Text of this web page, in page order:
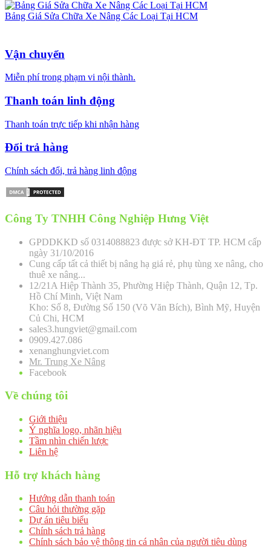
Bảng Giá Sửa Chữa Xe Nâng Các Loại Tại HCM
Vận chuyển
Miễn phí trong phạm vi nội thành.
Thanh toán linh động
Thanh toán trực tiếp khi nhận hàng
Đổi trả hàng
Chính sách đổi, trả hàng linh động
Công Ty TNHH Công Nghiệp Hưng Việt
GPDDKKD số 0314088823 được sở KH-ĐT TP. HCM cấp
ngày 31/10/2016
Cung cấp tất cả thiết bị nâng hạ giá rẻ, phụ tùng xe nâng, cho
thuê xe nâng...
12/21A Hiệp Thành 35, Phường Hiệp Thành, Quận 12, Tp.
Hồ Chí Minh, Việt Nam
Kho: Số 8, Đường Số 150 (Võ Văn Bích), Bình Mỹ, Huyện
Củ Chi, HCM
sales3.hungviet@gmail.com
0909.427.086
xenanghungviet.com
Mr. Trung Xe Nâng
Facebook
Về chúng tôi
Giới thiệu
Ý nghĩa logo, nhãn hiệu
Tầm nhìn chiến lược
Liên hệ
Hỗ trợ khách hàng
Hướng dẫn thanh toán
Câu hỏi thường gặp
Dự án tiêu biểu
Chính sách trả hàng
Chính sách bảo vệ thông tin cá nhân của người tiêu dùng